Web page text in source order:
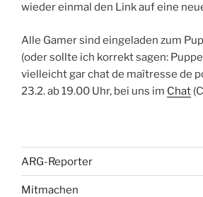
wieder einmal den Link auf eine
Alle Gamer sind eingeladen zum
(oder sollte ich korrekt sagen:
vielleicht gar chat de maîtresse de
23.2. ab 19.00 Uhr, bei uns im Chat
ARG-Reporter
Mitmachen